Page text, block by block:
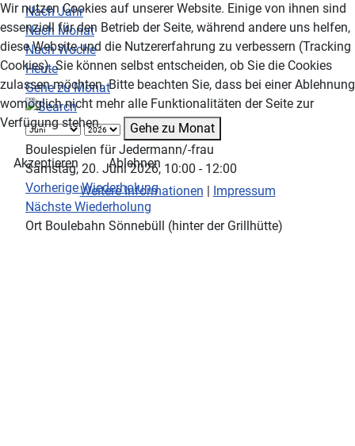
Nach Jahr
Nach Monat
Nach Woche
Heute
Gehe zu Monat
Gehe zu Monat
Boulespielen für Jedermann/-frau
Samstag, 20. Juni 2026, 10:00 - 12:00
Vorherige Wiederholung
Nächste Wiederholung
Ort Boulebahn Sönnebüll (hinter der Grillhütte)
Wir nutzen Cookies auf unserer Website. Einige von ihnen sind
essenziell für den Betrieb der Seite, während andere uns helfen,
diese Website und die Nutzererfahrung zu verbessern (Tracking
Cookies). Sie können selbst entscheiden, ob Sie die Cookies
zulassen möchten. Bitte beachten Sie, dass bei einer Ablehnung
womöglich nicht mehr alle Funktionalitäten der Seite zur
Verfügung stehen.
Akzeptieren
Ablehnen
Weitere Informationen | Impressum